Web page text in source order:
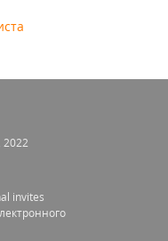
2022
invites